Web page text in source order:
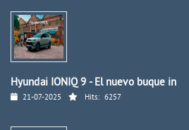
Hyundai IONIQ 9 - El nuevo buque in
21-07-2025 Hits: 6257